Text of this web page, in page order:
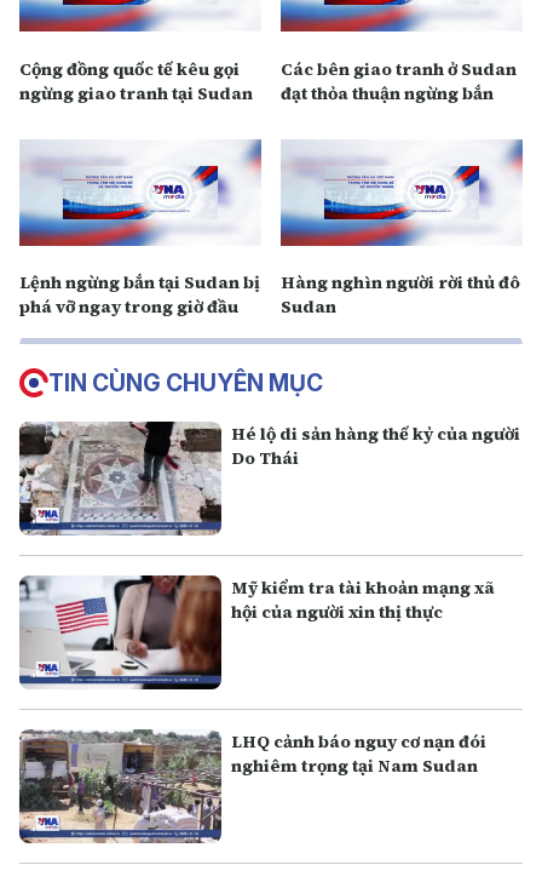
Cộng đồng quốc tế kêu gọi
ngừng giao tranh tại Sudan
Các bên giao tranh ở Sudan
đạt thỏa thuận ngừng bắn
Lệnh ngừng bắn tại Sudan bị
phá vỡ ngay trong giờ đầu
Hàng nghìn người rời thủ đô
Sudan
TIN CÙNG CHUYÊN MỤC
Hé lộ di sản hàng thế kỷ của người
Do Thái
Mỹ kiểm tra tài khoản mạng xã
hội của người xin thị thực
LHQ cảnh báo nguy cơ nạn đói
nghiêm trọng tại Nam Sudan